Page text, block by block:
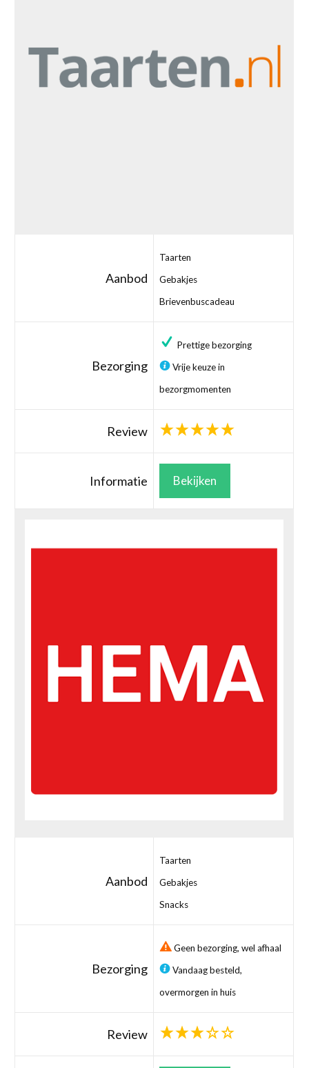
Aanbod
Taarten
Gebakjes
Brievenbuscadeau
Bezorging
Prettige bezorging
Vrije keuze in
bezorgmomenten
Review
Informatie Bekijken
Aanbod
Taarten
Gebakjes
Snacks
Bezorging
Geen bezorging, wel afhaal
Vandaag besteld,
overmorgen in huis
Review